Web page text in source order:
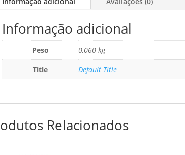
Informação adicional
Peso
0,060 kg
Title
Default Title
Relacionados